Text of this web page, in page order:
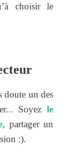
choisir le
doute un des
Soyez le
, partager un
:).